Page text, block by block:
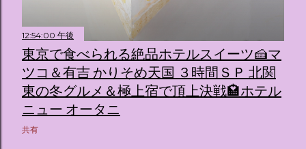
12:54:00 午後
東京で食べられる絶品ホテルスイーツ🍰マ
ツコ＆有吉 かりそめ天国 ３時間ＳＰ 北関
東の冬グルメ＆極上宿で頂上決戦🏩ホテル
ニュー オータニ
共有